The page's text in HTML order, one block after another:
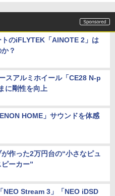
のiFLYTEK「AINOTE 2」は
？
スアルミホイール「CE28 N-p
に剛性を向上
HOME」サウンドを体感
作った2万円台の“小さなピュ
ーカー”
Stream 3」「NEO iDSD